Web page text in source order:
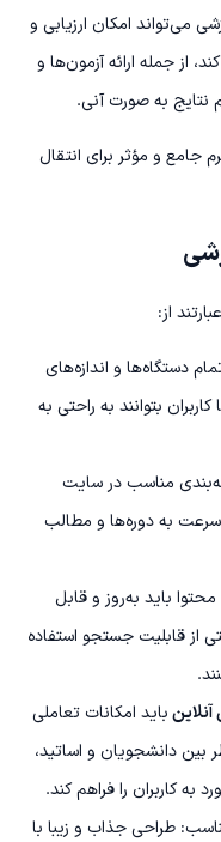
می‌تواند امکان ارزیابی و
از جمله ارائه آزمون‌ها و
نتایج به صورت آنی.
جامع و مؤثر برای انتقال
از:
دستگاه‌ها و اندازه‌های
بتوانند به راحتی به
مناسب در سایت
سرعت به دوره‌ها و مطالب
باید به‌روز و قابل
از قابلیت جستجو استفاده
باید امکانات تعاملی
بین دانشجویان و اساتید،
به کاربران را فراهم کند.
طراحی جذاب و زیبا با